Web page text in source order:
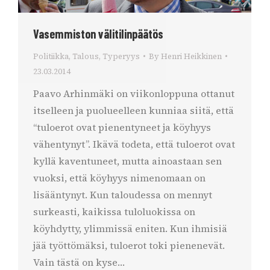
Vasemmiston välitilinpäätös
Politiikka, Talous, Typeryys By Henri Heikkinen
23.03.2014
Paavo Arhinmäki on viikonloppuna ottanut
itselleen ja puolueelleen kunniaa siitä, että
“tuloerot ovat pienentyneet ja köyhyys
vähentynyt”. Ikävä todeta, että tuloerot ovat
kyllä kaventuneet, mutta ainoastaan sen
vuoksi, että köyhyys nimenomaan on
lisääntynyt. Kun taloudessa on mennyt
surkeasti, kaikissa tuloluokissa on
köyhdytty, ylimmissä eniten. Kun ihmisiä
jää työttömäksi, tuloerot toki pienenevät.
Vain tästä on kyse…